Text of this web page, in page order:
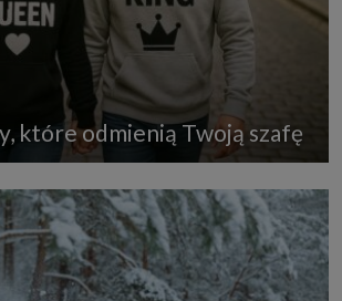
które odmienią Twoją szafę